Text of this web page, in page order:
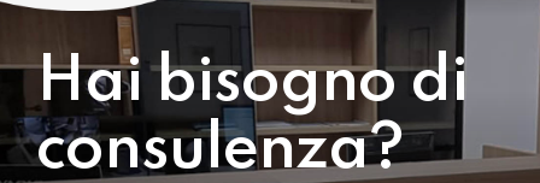
Hai bisogno di
consulenza?